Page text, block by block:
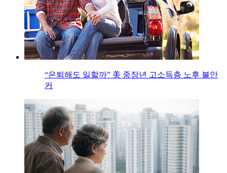
“은퇴해도 일할까” 美 중장년 고소득층 노후 불안
커